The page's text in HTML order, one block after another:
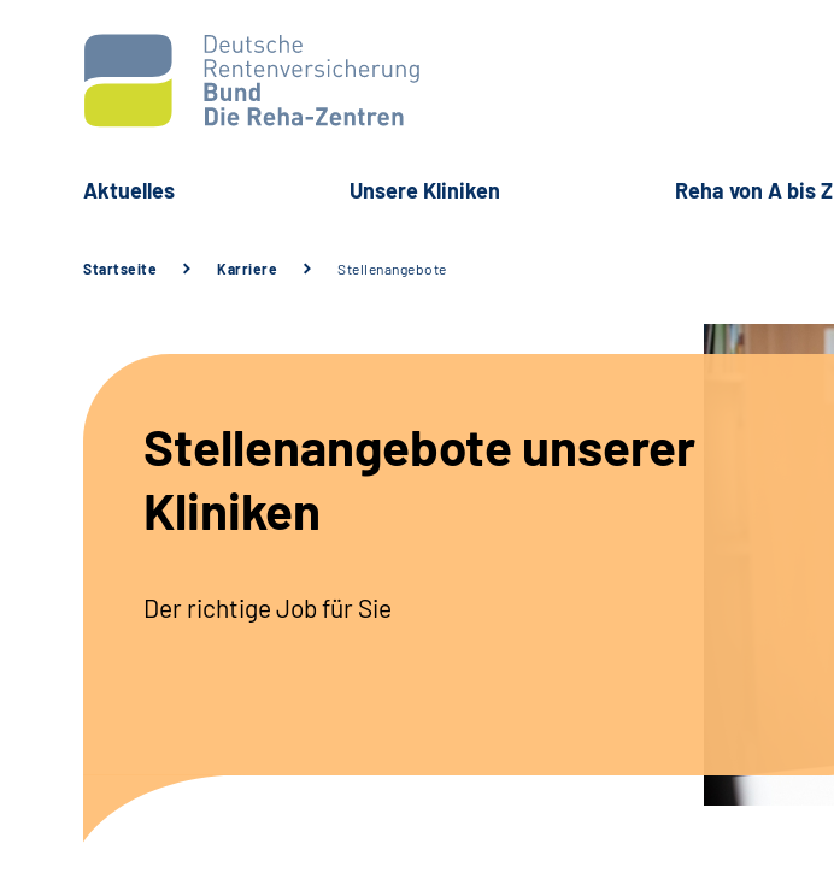
Aktuelles Unsere Kliniken Reha von A bis Z
Startseite Karriere Stellenangebote
Stellenangebote unserer
Kliniken
Der richtige Job für Sie